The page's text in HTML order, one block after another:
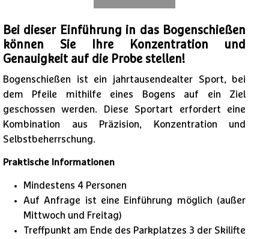
Bei dieser Einführung in das Bogenschießen
können Sie Ihre Konzentration und
Genauigkeit auf die Probe stellen!
Bogenschießen ist ein jahrtausendealter Sport, bei
dem Pfeile mithilfe eines Bogens auf ein Ziel
geschossen werden. Diese Sportart erfordert eine
Kombination aus Präzision, Konzentration und
Selbstbeherrschung.
Praktische Informationen
Mindestens 4 Personen
Auf Anfrage ist eine Einführung möglich (außer
Mittwoch und Freitag)
Treffpunkt am Ende des Parkplatzes 3 der Skilifte